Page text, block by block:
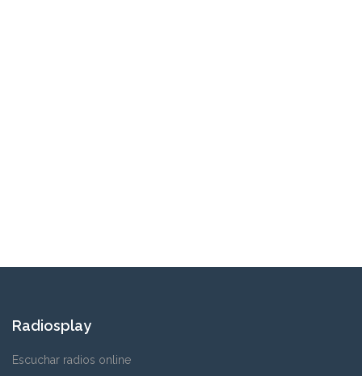
Radiosplay
Escuchar radios online